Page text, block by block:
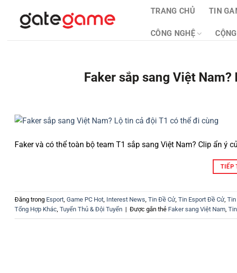
dung
TRANG CHỦ TIN
CÔNG NGHỆ
Faker sắp sang Việt
Faker và có thể toàn bộ team T1 sắp sang Việt Nam? Clip ẩn ý
TIẾP
Đăng trong Esport, Game PC Hot, Interest News, Tin Đề Cử, Tin Esport Đề Cử, Tin
Tổng Hợp Khác, Tuyển Thủ & Đội Tuyển | Được gắn thẻ Faker sang Việt Nam,